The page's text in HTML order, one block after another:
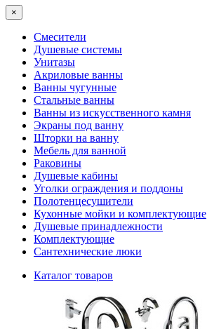
×
Смесители
Душевые системы
Унитазы
Акриловые ванны
Ванны чугунные
Стальные ванны
Ванны из искусственного камня
Экраны под ванну
Шторки на ванну
Мебель для ванной
Раковины
Душевые кабины
Уголки ограждения и поддоны
Полотенцесушители
Кухонные мойки и комплектующие
Душевые принадлежности
Комплектующие
Сантехнические люки
Каталог товаров